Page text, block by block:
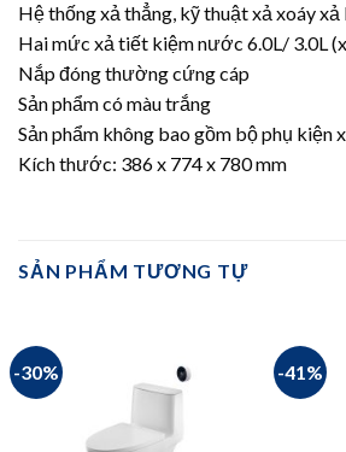
Hệ thống xả thẳng, kỹ thuật xả xoáy
Hai mức xả tiết kiệm nước 6.0L/ 3.0L
Nắp đóng thường cứng cáp
Sản phẩm có màu trắng
Sản phẩm không bao gồm bộ phụ kiện
Kích thước: 386 x 774 x 780 mm
SẢN PHẨM TƯƠNG TỰ
-30% -41%